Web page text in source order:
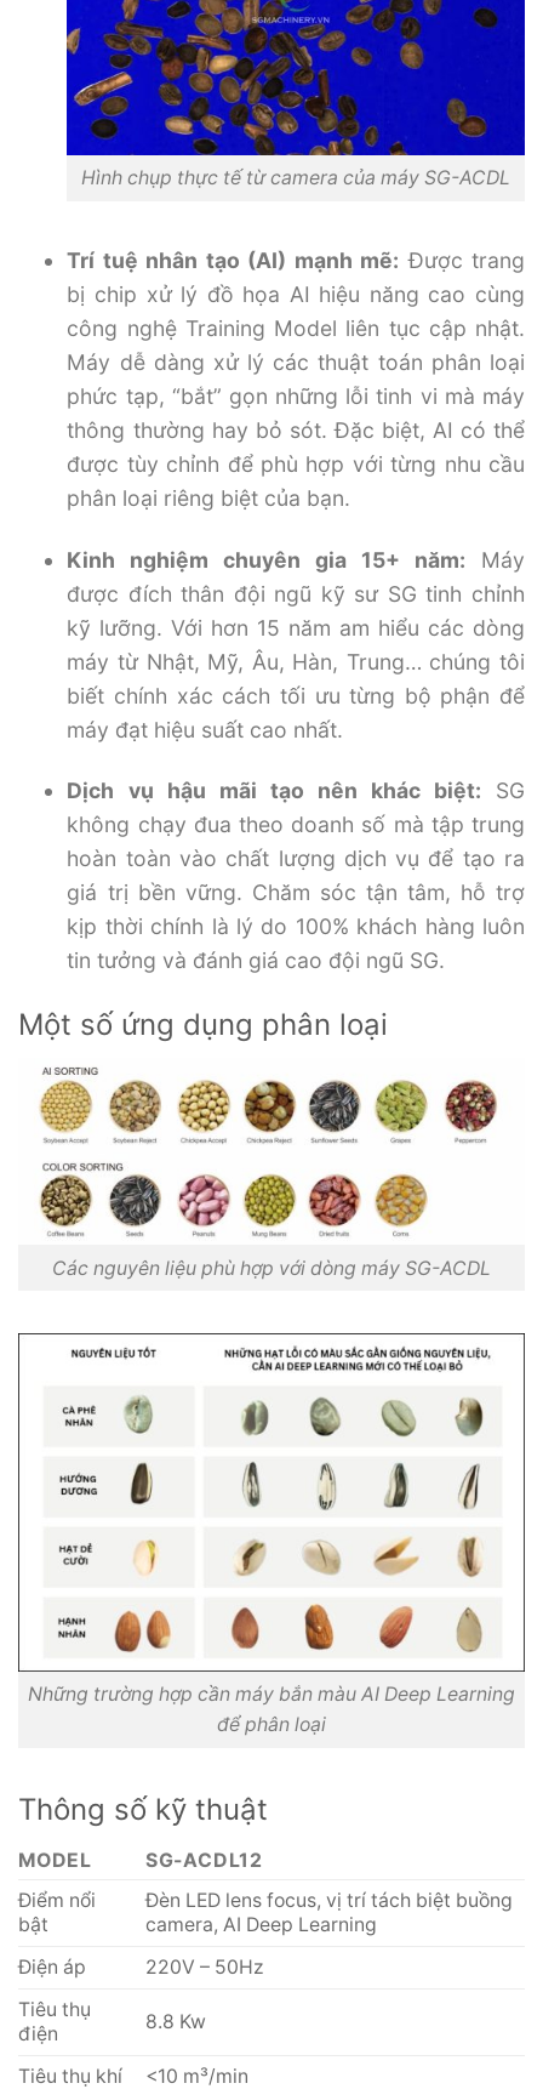
Hình chụp thực tế từ camera của máy SG-ACDL
Trí tuệ nhân tạo (AI) mạnh mẽ: Được trang
bị chip xử lý đồ họa AI hiệu năng cao cùng
công nghệ Training Model liên tục cập nhật.
Máy dễ dàng xử lý các thuật toán phân loại
phức tạp, “bắt” gọn những lỗi tinh vi mà máy
thông thường hay bỏ sót. Đặc biệt, AI có thể
được tùy chỉnh để phù hợp với từng nhu cầu
phân loại riêng biệt của bạn.
Kinh nghiệm chuyên gia 15+ năm: Máy
được đích thân đội ngũ kỹ sư SG tinh chỉnh
kỹ lưỡng. Với hơn 15 năm am hiểu các dòng
máy từ Nhật, Mỹ, Âu, Hàn, Trung… chúng tôi
biết chính xác cách tối ưu từng bộ phận để
máy đạt hiệu suất cao nhất.
Dịch vụ hậu mãi tạo nên khác biệt: SG
không chạy đua theo doanh số mà tập trung
hoàn toàn vào chất lượng dịch vụ để tạo ra
giá trị bền vững. Chăm sóc tận tâm, hỗ trợ
kịp thời chính là lý do 100% khách hàng luôn
tin tưởng và đánh giá cao đội ngũ SG.
Một số ứng dụng phân loại
Các nguyên liệu phù hợp với dòng máy SG-ACDL
Những trường hợp cần máy bắn màu AI Deep Learning
để phân loại
Thông số kỹ thuật
MODEL
SG-ACDL12
Điểm nổi
bật
Đèn LED lens focus, vị trí tách biệt buồng
camera, AI Deep Learning
Điện áp
220V – 50Hz
Tiêu thụ
điện
8.8 Kw
Tiêu thụ khí
<10 m³/min